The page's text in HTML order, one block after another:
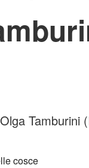
Tamburini
cosce